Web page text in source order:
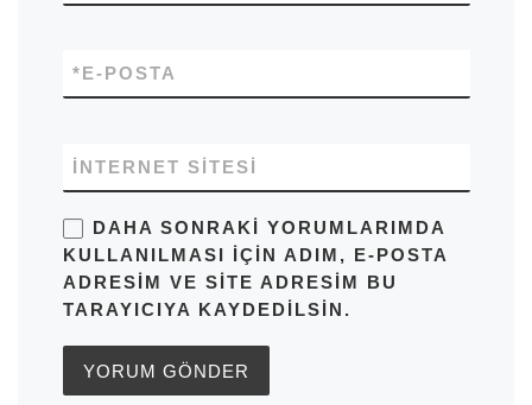
E-POSTA
*
İNTERNET SITESI
DAHA SONRAKI YORUMLARIMDA
KULLANILMASI IÇIN ADIM, E-POSTA
ADRESIM VE SITE ADRESIM BU
TARAYICIYA KAYDEDILSIN.